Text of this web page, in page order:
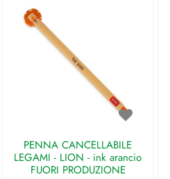
PENNA CANCELLABILE
LEGAMI - LION - ink arancio
FUORI PRODUZIONE